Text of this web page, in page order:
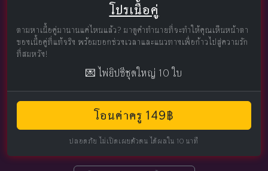
โปรเนื้อคู่
ตามหาเนื้อคู่มานานแค่ไหนแล้ว? มาดูคำทำนายที่จะทำให้คุณเห็นหน้าตา
ของเนื้อคู่ที่แท้จริง พร้อมบอกช่วงเวลาและแนวทางเพื่อก้าวไปสู่ความรัก
ที่สมหวัง!
💌 ไพ่ยิปซีชุดใหญ่ 10 ใบ
โอนค่าครู 149฿
ปลอดภัย ไม่เปิดเผยตัวตน ได้ผลใน 10 นาที